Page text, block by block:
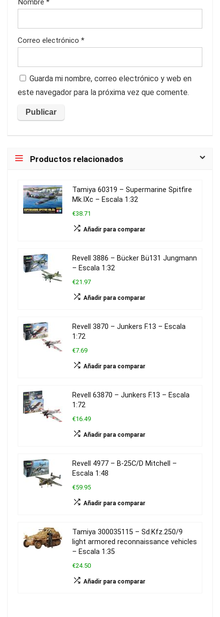
Nombre *
Correo electrónico *
Guarda mi nombre, correo electrónico y web en
este navegador para la próxima vez que comente.
Productos relacionados
Tamiya 60319 – Supermarine Spitfire
Mk.IXc – Escala 1:32
€38.71
Añadir para comparar
Revell 3886 – Bücker Bü131 Jungmann
– Escala 1:32
€21.97
Añadir para comparar
Revell 3870 – Junkers F.13 – Escala
1:72
€7.69
Añadir para comparar
Revell 63870 – Junkers F.13 – Escala
1:72
€16.49
Añadir para comparar
Revell 4977 – B-25C/D Mitchell –
Escala 1:48
€59.95
Añadir para comparar
Tamiya 300035115 – Sd.Kfz.250/9
light armored reconnaissance vehicles
– Escala 1:35
€24.50
Añadir para comparar